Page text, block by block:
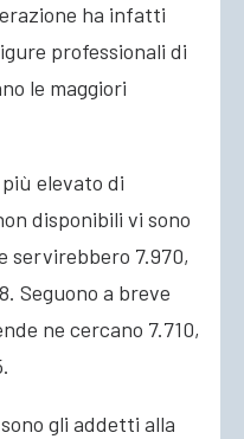
ha infatti
professionali di
le maggiori
elevato di
disponibili vi sono
servirebbero 7.970,
Seguono a breve
ne cercano 7.710,
gli addetti alla